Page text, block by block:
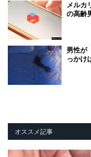
メルカ
の高齢
男性が
っかけ
オススメ記事